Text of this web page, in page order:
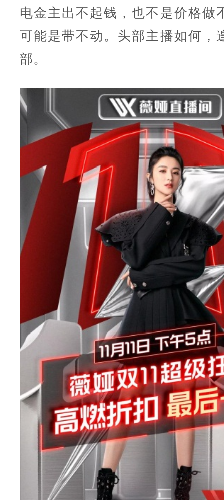
电金主出不起钱，也不是价格做
可能是带不动。头部主播如何，
部。